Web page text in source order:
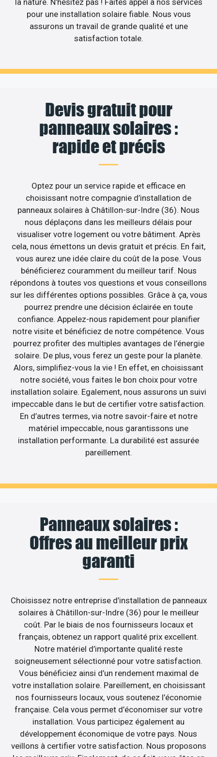
pour une installation solaire fiable. Nous vous
assurons un travail de grande qualité et une
satisfaction totale.
Devis gratuit pour
panneaux solaires :
rapide et précis
Optez pour un service rapide et efficace en
choisissant notre compagnie d’installation de
panneaux solaires à Châtillon-sur-Indre (36). Nous
nous déplaçons dans les meilleurs délais pour
visualiser votre logement ou votre bâtiment. Après
cela, nous émettons un devis gratuit et précis. En fait,
vous aurez une idée claire du coût de la pose. Vous
bénéficierez couramment du meilleur tarif. Nous
répondons à toutes vos questions et vous conseillons
sur les différentes options possibles. Grâce à ça, vous
pourrez prendre une décision éclairée en toute
confiance. Appelez-nous rapidement pour planifier
notre visite et bénéficiez de notre compétence. Vous
pourrez profiter des multiples avantages de l’énergie
solaire. De plus, vous ferez un geste pour la planète.
Alors, simplifiez-vous la vie ! En effet, en choisissant
notre société, vous faites le bon choix pour votre
installation solaire. Egalement, nous assurons un suivi
impeccable dans le but de certifier votre satisfaction.
En d’autres termes, via notre savoir-faire et notre
matériel impeccable, nous garantissons une
installation performante. La durabilité est assurée
pareillement.
Panneaux solaires :
Offres au meilleur prix
garanti
Choisissez notre entreprise d’installation de panneaux
solaires à Châtillon-sur-Indre (36) pour le meilleur
coût. Par le biais de nos fournisseurs locaux et
français, obtenez un rapport qualité prix excellent.
Notre matériel d’importante qualité reste
soigneusement sélectionné pour votre satisfaction.
Vous bénéficiez ainsi d’un rendement maximal de
votre installation solaire. Pareillement, en choisissant
nos fournisseurs locaux, vous soutenez l’économie
française. Cela vous permet d’économiser sur votre
installation. Vous participez également au
développement économique de votre pays. Nous
veillons à certifier votre satisfaction. Nous proposons